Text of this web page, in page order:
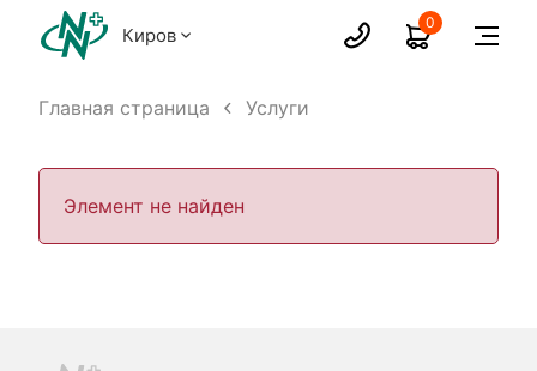
Киров
0
Главная страница Услуги
Элемент не найден